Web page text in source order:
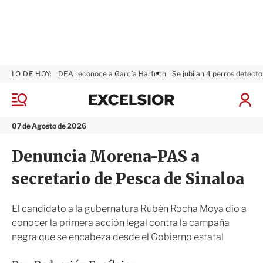
M
n
07 de Agosto de 2026
LO DE HOY: DEA reconoce a García Harfuch Se jubilan 4 perros
I
s
x
s
i
r
Denuncia Morena-PAS a
secretario de Pesca de Sinaloa
El candidato a la gubernatura Rubén Rocha Moya dio a
conocer la primera acción legal contra la campaña
negra que se encabeza desde el Gobierno estatal